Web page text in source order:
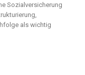
Sozialversicherung
als wichtig